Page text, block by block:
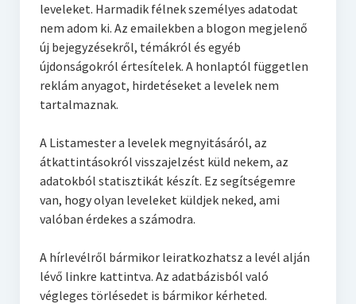
Konyha
leveleket. Harmadik félnek személyes adatodat
nem adom ki. Az emailekben a blogon megjelenő
új bejegyzésekről, témákról és egyéb
újdonságokról értesítelek. A honlaptól független
reklám anyagot, hirdetéseket a levelek nem
tartalmaznak.
A Listamester a levelek megnyitásáról, az
átkattintásokról visszajelzést küld nekem, az
adatokból statisztikát készít. Ez segítségemre
van, hogy olyan leveleket küldjek neked, ami
valóban érdekes a számodra.
A hírlevélről bármikor leiratkozhatsz a levél alján
lévő linkre kattintva. Az adatbázisból való
végleges törlésedet is bármikor kérheted.